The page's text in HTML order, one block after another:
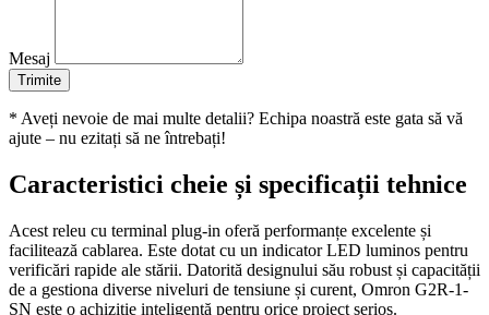
Mesaj
Trimite
* Aveți nevoie de mai multe detalii? Echipa noastră este gata să vă
ajute – nu ezitați să ne întrebați!
Caracteristici cheie și specificații tehnice
Acest releu cu terminal plug-in oferă performanțe excelente și
facilitează cablarea. Este dotat cu un indicator LED luminos pentru
verificări rapide ale stării. Datorită designului său robust și capacității
de a gestiona diverse niveluri de tensiune și curent, Omron G2R-1-
SN este o achiziție inteligentă pentru orice proiect serios.